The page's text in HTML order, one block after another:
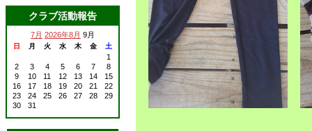
クラブ活動報告
7月 2026年8月 9月
日 月 火 水 木 金 土
1
2
3 4 5 6 7
8
9
10 11 12 13 14
15
16
17 18 19 20 21
22
23
24 25 26 27 28
29
30
31